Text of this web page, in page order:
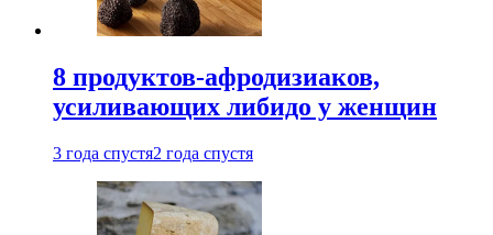
8 продуктов-афродизиаков,
усиливающих либидо у женщин
3 года спустя2 года спустя